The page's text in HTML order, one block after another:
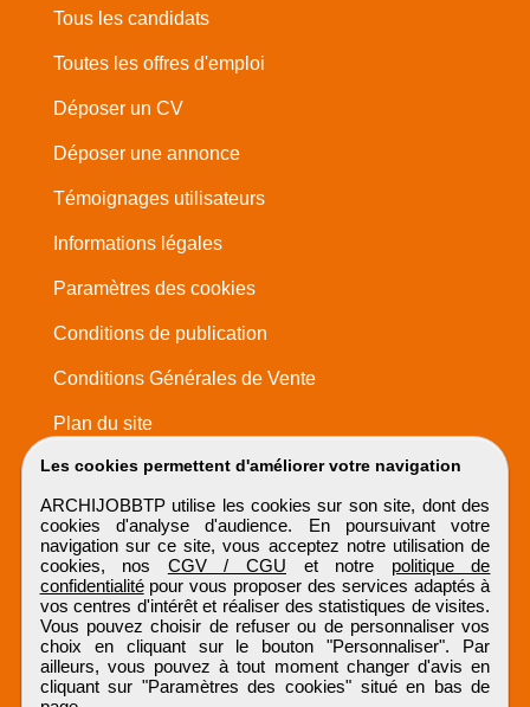
Les cookies permettent d'améliorer votre navigation
ARCHIJOBBTP utilise les cookies sur son site, dont des
cookies d'analyse d'audience. En poursuivant votre
navigation sur ce site, vous acceptez notre utilisation de
cookies, nos CGV / CGU et notre politique de
confidentialitépour vous proposer des services adaptés à
vos centres d'intérêt et réaliser des statistiques de visites.
Vous pouvez choisir de refuser ou de personnaliser vos
choix en cliquant sur le bouton "Personnaliser". Par
ailleurs, vous pouvez à tout moment changer d'avis en
cliquant sur "Paramètres des cookies" situé en bas de
Tous les candidats
Toutes les offres d'emploi
Déposer un CV
Déposer une annonce
Témoignages utilisateurs
Informations légales
Paramètres des cookies
Conditions de publication
Conditions Générales de Vente
Plan du site